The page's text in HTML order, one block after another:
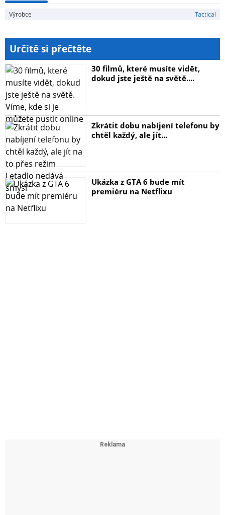
Výrobce Tactical
Určitě si přečtěte
30 filmů, které musíte vidět,
dokud jste ještě na světě....
Zkrátit dobu nabíjení telefonu by
chtěl každý, ale jít...
Ukázka z GTA 6 bude mít
premiéru na Netflixu